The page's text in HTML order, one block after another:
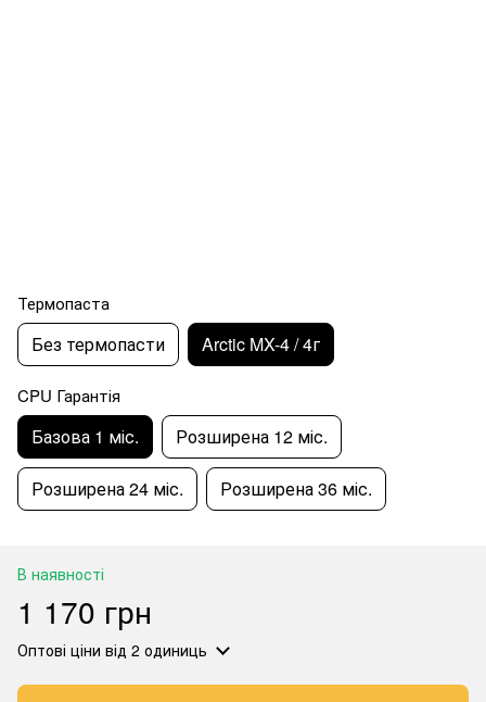
Термопаста
Без термопасти Arctic MX-4 / 4г
CPU Гарантія
Базова 1 міс. Розширена 12 міс.
Розширена 24 міс. Розширена 36 міс.
В наявності
1 170 грн
Оптові ціни від 2 одиниць